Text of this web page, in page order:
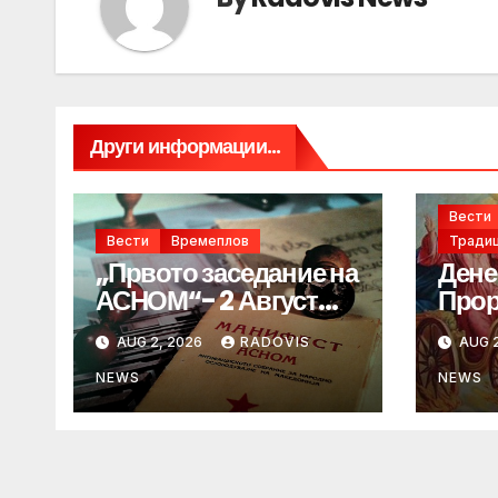
Други информации...
Вести Времеплов
„Првото заседание на
АСНОМ“- 2 Август
1944 год.
AUG 2, 2026 RADOVIS
NEWS
Вести
AUG
NEWS